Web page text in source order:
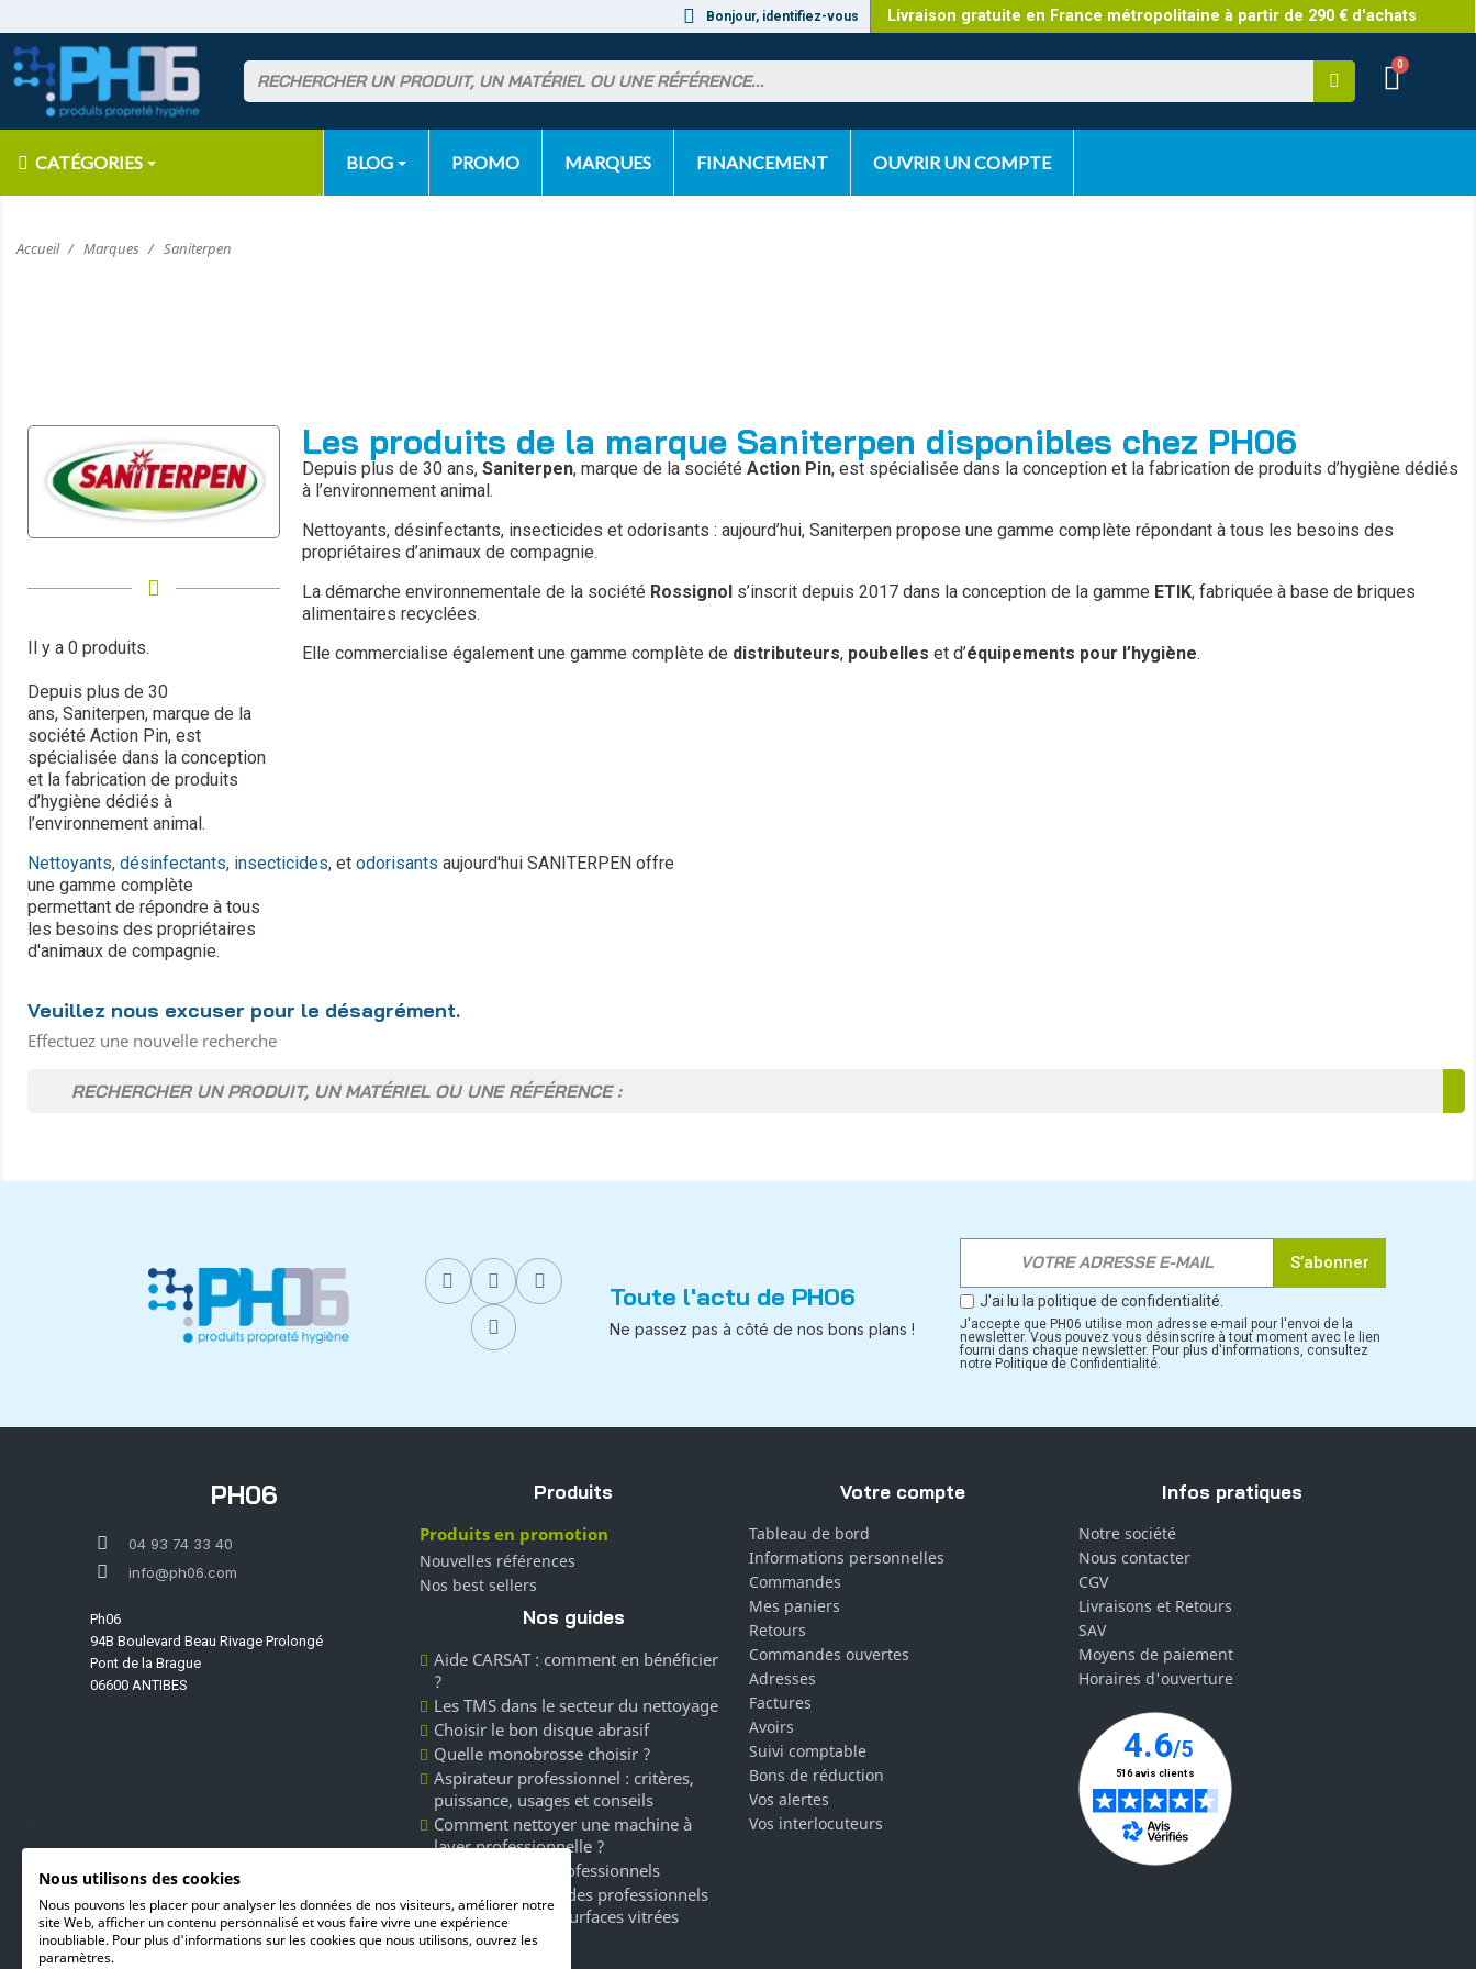
Bonjour, identifiez-vous Livraison gratuite en France métropolitaine à partir de 290 € d'achats
CATÉGORIES BLOG PROMO MARQUES FINANCEMENT OUVRIR UN COMPTE
Accueil Marques Saniterpen
Il y a 0 produits.
Depuis plus de 30
ans, Saniterpen, marque de la
société Action Pin, est
spécialisée dans la conception
et la fabrication de produits
d’hygiène dédiés à
l’environnement animal.
Nettoyants, désinfectants, insecticides, et odorisants aujourd'hui SANITERPEN offre
une gamme complète
permettant de répondre à tous
les besoins des propriétaires
d'animaux de compagnie.
Les produits de la marque Saniterpen disponibles chez PH06
Depuis plus de 30 ans, Saniterpen, marque de la société Action Pin, est spécialisée dans la conception et la fabrication de produits d’hygiène dédiés
à l’environnement animal.
Nettoyants, désinfectants, insecticides et odorisants : aujourd’hui, Saniterpen propose une gamme complète répondant à tous les besoins des
propriétaires d’animaux de compagnie.
La démarche environnementale de la société Rossignols’inscrit depuis 2017 dans la conception de la gamme ETIK, fabriquée à base de briques
alimentaires recyclées.
Elle commercialise également une gamme complète de distributeurs, poubelles et d’équipements pour l’hygiène.
Veuillez nous excuser pour le désagrément.
Effectuez une nouvelle recherche
Toute l'actu de PH06
Ne passez pas à côté de nos bons plans !
S’abonner
J'ai lu la politique de confidentialité.
J'accepte que PH06 utilise mon adresse e-mail pour l'envoi de la
newsletter. Vous pouvez vous désinscrire à tout moment avec le lien
fourni dans chaque newsletter. Pour plus d'informations, consultez
notre Politique de Confidentialité.
PH06
04 93 74 33 40
info@ph06.com
Ph06
94B Boulevard Beau Rivage Prolongé
Pont de la Brague
06600 ANTIBES
Produits
Produits en promotion
Nouvelles références
Nos best sellers
Nos guides
Aide CARSAT : comment en bénéficier
?
Les TMS dans le secteur du nettoyage
Choisir le bon disque abrasif
Quelle monobrosse choisir ?
Aspirateur professionnel : critères,
puissance, usages et conseils
Comment nettoyer une machine à
laver professionnelle ?
Les détergents professionnels
Unger la marque des professionnels
du nettoyage de surfaces vitrées
Votre compte
Tableau de bord
Informations personnelles
Commandes
Mes paniers
Retours
Commandes ouvertes
Adresses
Factures
Avoirs
Suivi comptable
Bons de réduction
Vos alertes
Vos interlocuteurs
Infos pratiques
Notre société
Nous contacter
CGV
Livraisons et Retours
SAV
Moyens de paiement
Horaires d'ouverture
Nous utilisons des cookies
Nous pouvons les placer pour analyser les données de nos visiteurs, améliorer notre
site Web, afficher un contenu personnalisé et vous faire vivre une expérience
inoubliable. Pour plus d'informations sur les cookies que nous utilisons, ouvrez les
paramètres.